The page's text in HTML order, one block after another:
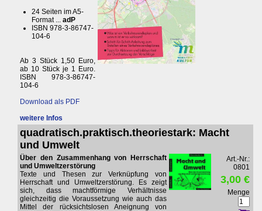
24 Seiten im A5-
Format ... adP
ISBN 978-3-86747-
104-6
Ab 3 Stück 1,50 Euro,
ab 10 Stück je 1 Euro.
ISBN 978-3-86747-
104-6
Download als PDF
weitere Infos
quadratisch.praktisch.theoriestark: Macht
und Umwelt
Über den Zusammenhang von Herrschaft
und Umweltzerstörung
Texte und Thesen zur Verknüpfung von
Herrschaft und Umweltzerstörung. Es zeigt
sich, dass machtförmige Verhältnisse
gleichzeitig die Voraussetzung wie auch das
Mittel der rücksichtslosen Aneignung von
Art.-Nr.:
0801
3,00 €
Menge